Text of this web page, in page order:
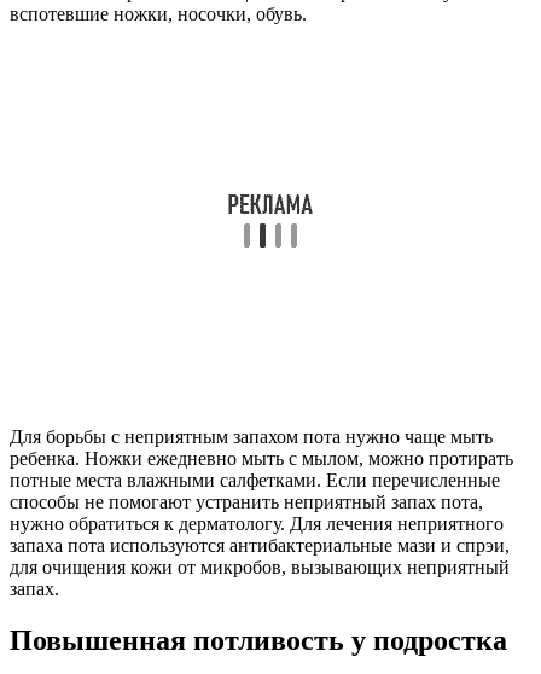
вспотевшие ножки, носочки, обувь.
Для борьбы с неприятным запахом пота нужно чаще мыть
ребенка. Ножки ежедневно мыть с мылом, можно протирать
потные места влажными салфетками. Если перечисленные
способы не помогают устранить неприятный запах пота,
нужно обратиться к дерматологу. Для лечения неприятного
запаха пота используются антибактериальные мази и спрэи,
для очищения кожи от микробов, вызывающих неприятный
запах.
Повышенная потливость у подростка